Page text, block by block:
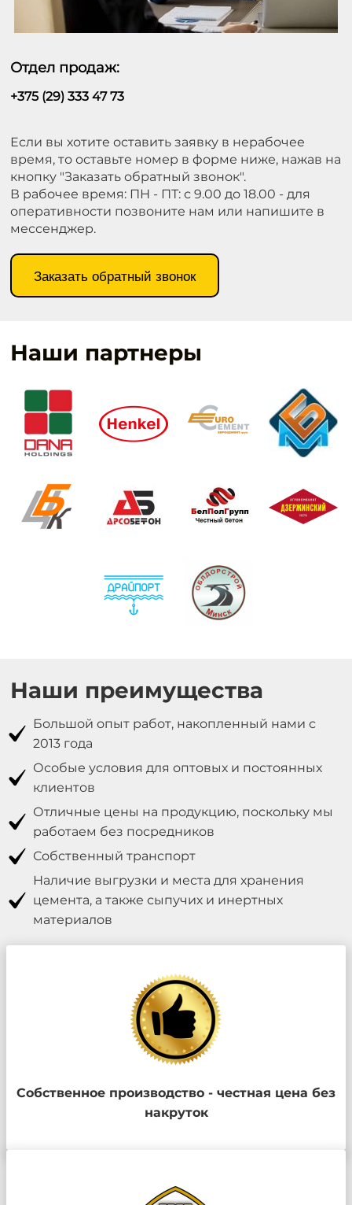
Отдел продаж:
+375 (29) 333 47 73
Если вы хотите оставить заявку в нерабочее
время, то оставьте номер в форме ниже, нажав на
кнопку "Заказать обратный звонок".
В рабочее время: ПН - ПТ: с 9.00 до 18.00 - для
оперативности позвоните нам или напишите в
мессенджер.
Заказать обратный звонок
Наши партнеры
Наши преимущества
Большой опыт работ, накопленный нами с
2013 года
Особые условия для оптовых и постоянных
клиентов
Отличные цены на продукцию, поскольку мы
работаем без посредников
Собственный транспорт
Наличие выгрузки и места для хранения
цемента, а также сыпучих и инертных
материалов
Собственное производство - честная цена без
накруток